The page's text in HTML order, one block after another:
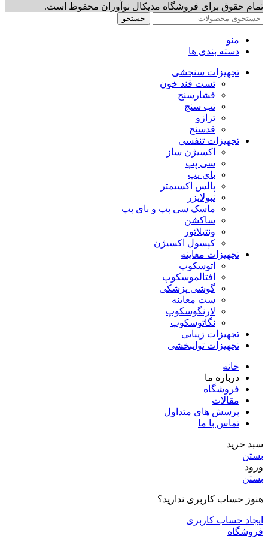
تمام حقوق برای فروشگاه مدیکال نوآوران محفوظ است.
جستجو
منو
دسته بندی ها
تجهیزات سنجشی
تست قند خون
فشارسنج
تب سنج
ترازو
قدسنج
تجهیزات تنفسی
اکسیژن ساز
سی پپ
بای پپ
پالس اکسیمتر
نبولایزر
ماسک سی پپ و بای پپ
ساکشن
ونتیلاتور
کپسول اکسیژن
تجهیزات معاینه
اتوسکوپ
افتالموسکوپ
گوشی پزشکی
ست معاینه
لارنگوسکوپ
نگاتوسکوپ
تجهیزات زیبایی
تجهیزات توانبخشی
خانه
درباره ما
فروشگاه
مقالات
پرسش های متداول
تماس با ما
سبد خرید
بستن
ورود
بستن
هنوز حساب کاربری ندارید؟
ایجاد حساب کاربری
فروشگاه